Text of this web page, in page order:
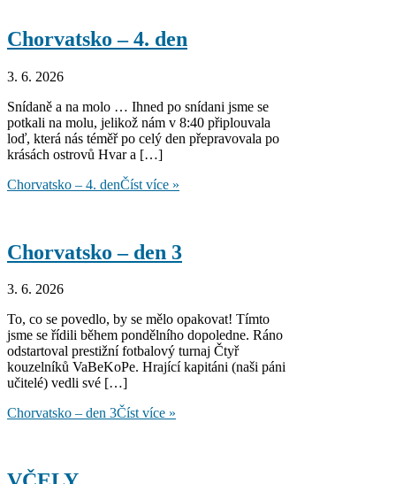
Chorvatsko – 4. den
3. 6. 2026
Snídaně a na molo … Ihned po snídani jsme se
potkali na molu, jelikož nám v 8:40 připlouvala
loď, která nás téměř po celý den přepravovala po
krásách ostrovů Hvar a […]
Chorvatsko – 4. denČíst více »
Chorvatsko – den 3
3. 6. 2026
To, co se povedlo, by se mělo opakovat! Tímto
jsme se řídili během pondělního dopoledne. Ráno
odstartoval prestižní fotbalový turnaj Čtyř
kouzelníků VaBeKoPe. Hrající kapitáni (naši páni
učitelé) vedli své […]
Chorvatsko – den 3Číst více »